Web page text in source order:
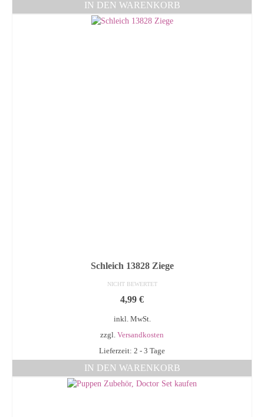
IN DEN WARENKORB
Schleich 13828 Ziege
NICHT BEWERTET
4,99 €
inkl. MwSt.
zzgl. Versandkosten
Lieferzeit: 2 - 3 Tage
IN DEN WARENKORB